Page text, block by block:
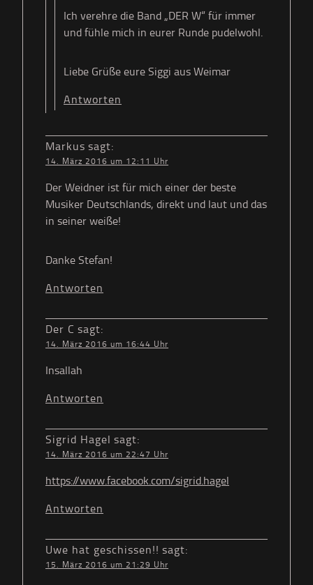
Ich verehre die Band „DER W“ für immer
und fühle mich in eurer Runde pudelwohl.
Liebe Grüße eure Siggi aus Weimar
Antworten
Markus sagt:
14. März 2016 um 12:11 Uhr
Der Weidner ist für mich einer der beste
Musiker Deutschlands, direkt und laut und das
in seiner weiße!
Danke Stefan!
Antworten
Der C sagt:
14. März 2016 um 16:44 Uhr
Insallah
Antworten
Sigrid Hagel sagt:
14. März 2016 um 22:47 Uhr
https://www.facebook.com/sigrid.hagel
Antworten
Uwe hat geschissen!! sagt:
15. März 2016 um 21:29 Uhr